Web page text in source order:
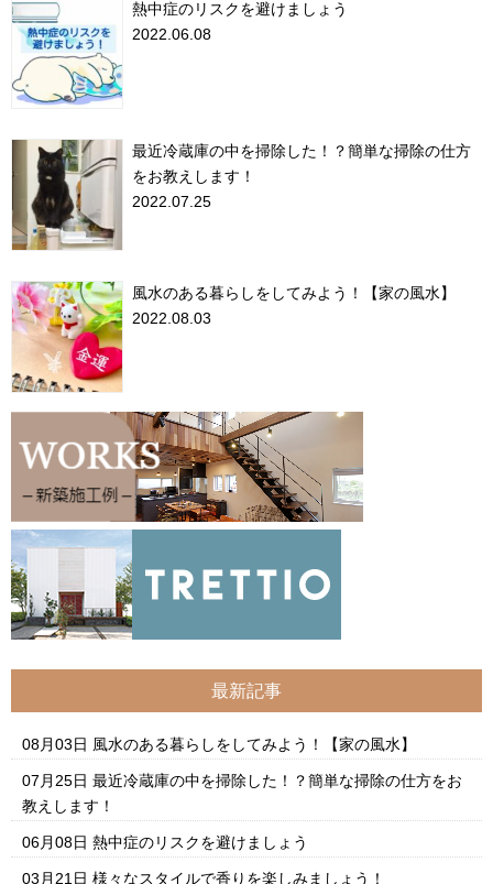
熱中症のリスクを避けましょう
2022.06.08
最近冷蔵庫の中を掃除した！？簡単な掃除の仕方
をお教えします！
2022.07.25
風水のある暮らしをしてみよう！【家の風水】
2022.08.03
最新記事
08月03日 風水のある暮らしをしてみよう！【家の風水】
07月25日 最近冷蔵庫の中を掃除した！？簡単な掃除の仕方をお
教えします！
06月08日 熱中症のリスクを避けましょう
03月21日 様々なスタイルで香りを楽しみましょう！